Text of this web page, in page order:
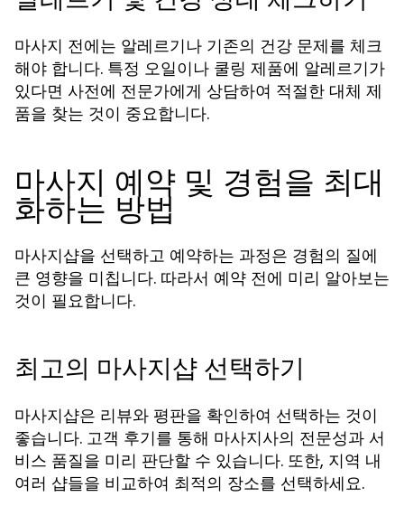
마사지 전에는 알레르기나 기존의 건강 문제를 체크
해야 합니다. 특정 오일이나 쿨링 제품에 알레르기가
있다면 사전에 전문가에게 상담하여 적절한 대체 제
품을 찾는 것이 중요합니다.
마사지 예약 및 경험을 최대
화하는 방법
마사지샵을 선택하고 예약하는 과정은 경험의 질에
큰 영향을 미칩니다. 따라서 예약 전에 미리 알아보는
것이 필요합니다.
최고의 마사지샵 선택하기
마사지샵은 리뷰와 평판을 확인하여 선택하는 것이
좋습니다. 고객 후기를 통해 마사지사의 전문성과 서
비스 품질을 미리 판단할 수 있습니다. 또한, 지역 내
여러 샵들을 비교하여 최적의 장소를 선택하세요.